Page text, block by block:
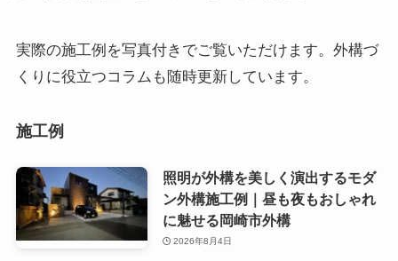
実際の施工例を写真付きでご覧いただけます。外構づ
くりに役立つコラムも随時更新しています。
施工例
照明が外構を美しく演出するモダ
ン外構施工例｜昼も夜もおしゃれ
に魅せる岡崎市外構
2026年8月4日